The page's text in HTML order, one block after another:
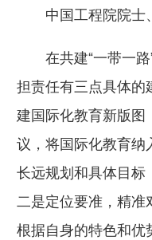
中国工程院院士
在共建“一带一
担责任有三点具体的
建国际化教育新版图
议，将国际化教育纳
长远规划和具体目标
二是定位要准，精准
根据自身的特色和优